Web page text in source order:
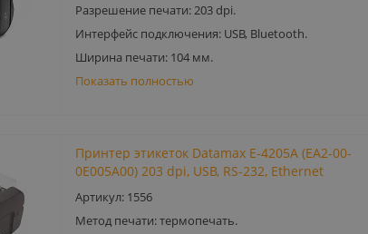
Разрешение печати: 203 dpi.
Интерфейс подключения: USB, Bluetooth.
Ширина печати: 104 мм.
Показать полностью
Принтер этикеток Datamax E-4205A (EA2-00-
0E005A00) 203 dpi, USB, RS-232, Ethernet
Артикул: 1556
Метод печати: термопечать.